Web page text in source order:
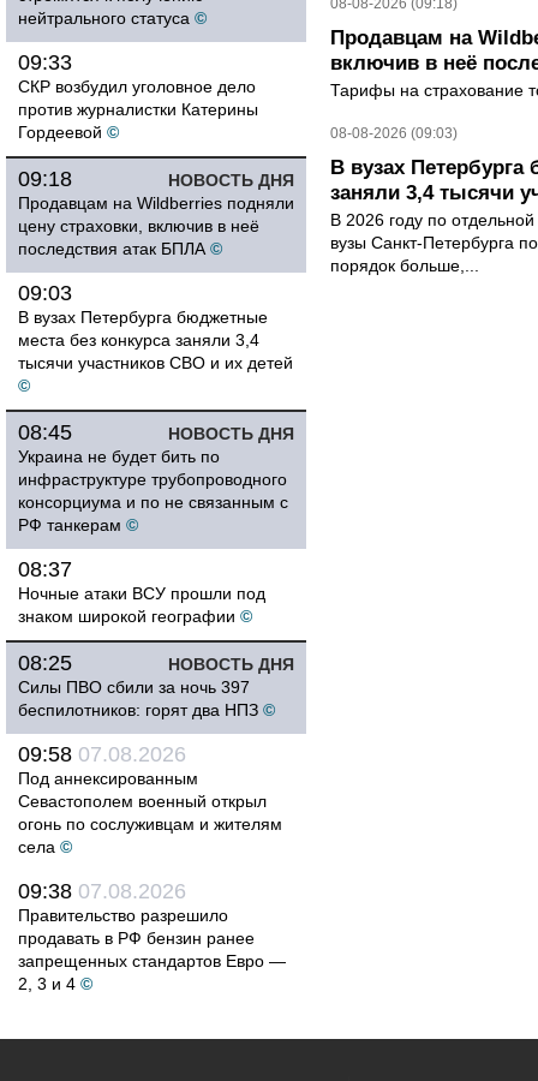
нейтрального статуса ©
09:33
СКР возбудил уголовное дело
против журналистки Катерины
Гордеевой ©
НОВОСТЬ ДНЯ
09:18
Продавцам на Wildberries подняли
цену страховки, включив в неё
последствия атак БПЛА ©
09:03
В вузах Петербурга бюджетные
места без конкурса заняли 3,4
тысячи участников СВО и их детей
©
НОВОСТЬ ДНЯ
08:45
Украина не будет бить по
инфраструктуре трубопроводного
консорциума и по не связанным с
РФ танкерам ©
08:37
Ночные атаки ВСУ прошли под
знаком широкой географии ©
НОВОСТЬ ДНЯ
08:25
Силы ПВО сбили за ночь 397
беспилотников: горят два НПЗ ©
09:58 07.08.2026
Под аннексированным
Севастополем военный открыл
огонь по сослуживцам и жителям
села ©
09:38 07.08.2026
Правительство разрешило
продавать в РФ бензин ранее
запрещенных стандартов Евро —
2, 3 и 4 ©
08-08-2026 (09:18)
Продавцам на
включив в неё
Тарифы на страхование
08-08-2026 (09:03)
В вузах
заняли 3,4 тысячи
В 2026 году по
вузы Санкт-Петербурга
порядок больше,...